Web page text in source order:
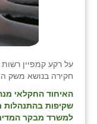
על רקע קמפיין
חקירה בנושא משק
האיחוד החקלאי
שקיפות בהתנהלות
למשרד מבקר